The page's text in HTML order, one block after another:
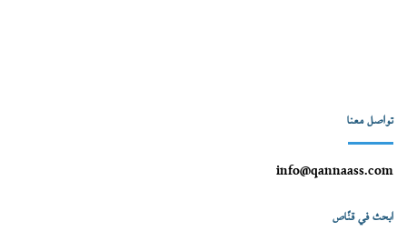
تواصل معنا
info@qannaass.com
ابحث في قنّاص